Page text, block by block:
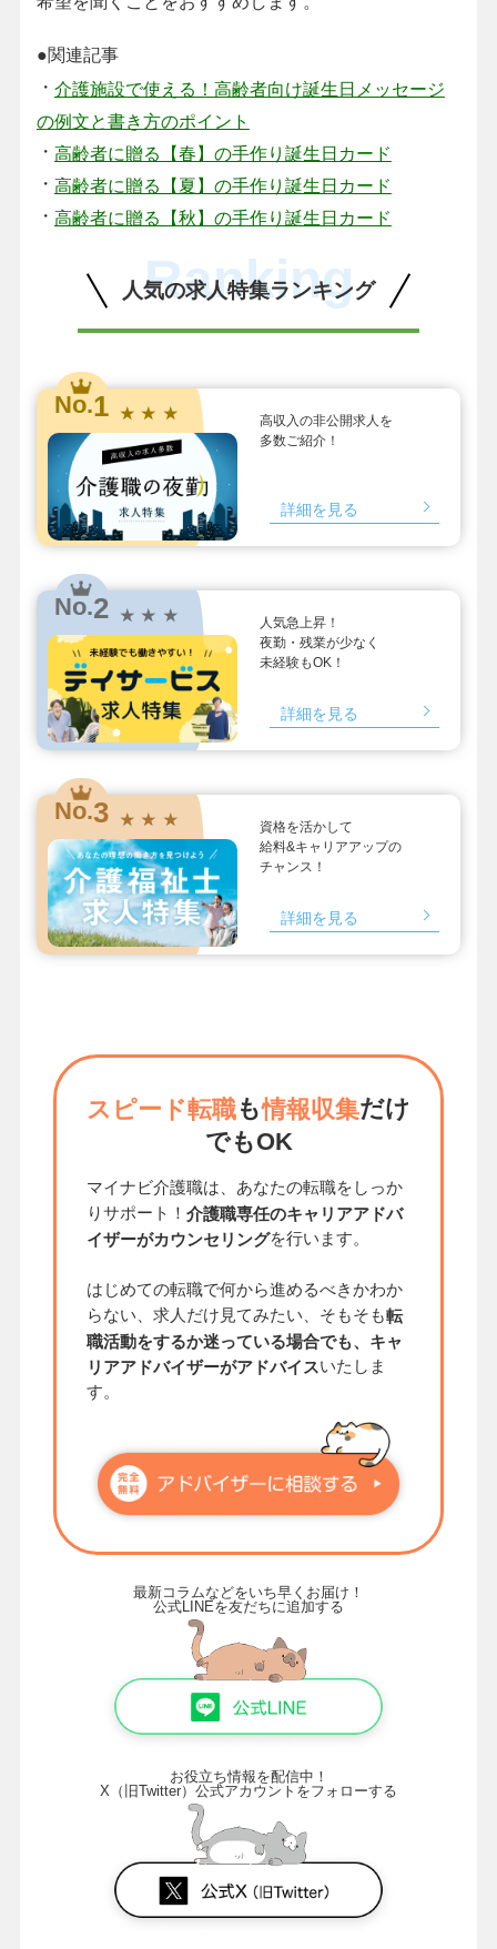
●関連記事
・ 介護施設で使える！高齢者向け誕生日メッセージ
の例文と書き方のポイント
・ 高齢者に贈る【春】の手作り誕生日カード
・ 高齢者に贈る【夏】の手作り誕生日カード
・ 高齢者に贈る【秋】の手作り誕生日カード
人気の求人特集ランキング
Ranking
No.1 ★ ★ ★
高収入の非公開求人を
多数ご紹介！
詳細を見る
No.2 ★ ★ ★
人気急上昇！
夜勤・残業が少なく
未経験もOK！
詳細を見る
No.3 ★ ★ ★
資格を活かして
給料&キャリアアップの
チャンス！
詳細を見る
スピード転職も情報収集だけ
でもOK
マイナビ介護職は、あなたの転職をしっか
りサポート！ 介護職専任のキャリアアドバ
イザーがカウンセリングを行います。
はじめての転職で何から進めるべきかわか
らない、求人だけ見てみたい、そもそも転
職活動をするか迷っている場合でも、キャ
リアアドバイザーがアドバイスいたしま
す。
最新コラムなどをいち早くお届け！
公式LINEを友だちに追加する
お役立ち情報を配信中！
X（旧Twitter）公式アカウントをフォローする